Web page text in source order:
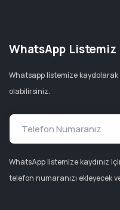
WhatsApp Listemiz
Whatsapp listemize
olabilirsiniz.
WhatsApp listemize kaydınız
telefon numaranızı ekleyecek